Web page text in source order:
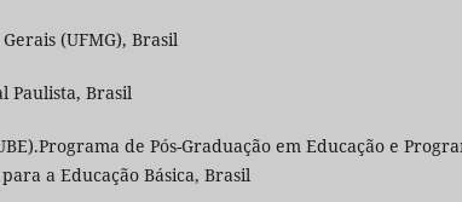
(UFMG), Brasil
Paulista, Brasil
de Pós-Graduação em Educação e
a Educação Básica, Brasil